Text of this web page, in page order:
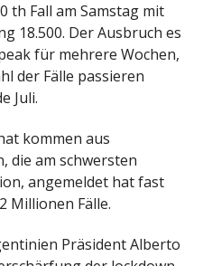
th Fall am Samstag mit
18.500. Der Ausbruch es
für mehrere Wochen,
der Fälle passieren
Juli.
kommen aus
die am schwersten
angemeldet hat fast
Millionen Fälle.
Präsident Alberto